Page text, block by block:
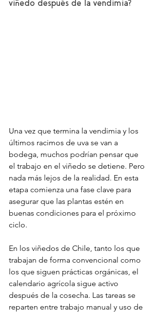
viñedo después de la vendimia?
Una vez que termina la vendimia y los
últimos racimos de uva se van a
bodega, muchos podrían pensar que
el trabajo en el viñedo se detiene. Pero
nada más lejos de la realidad. En esta
etapa comienza una fase clave para
asegurar que las plantas estén en
buenas condiciones para el próximo
ciclo.
En los viñedos de Chile, tanto los que
trabajan de forma convencional como
los que siguen prácticas orgánicas, el
calendario agrícola sigue activo
después de la cosecha. Las tareas se
reparten entre trabajo manual y uso de